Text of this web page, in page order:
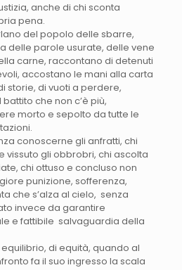
anche di chi sconta
pena.
del popolo delle sbarre,
delle parole usurate, delle vene
carne, raccontano di detenuti
accostano le mani alla carta
storie, di vuoti a perdere,
che non c’è più,
morto e sepolto da tutte le
conoscerne gli anfratti, chi
vissuto gli obbrobri, chi ascolta
chi ottuso e concluso non
punizione, sofferenza,
che s’alza al cielo, senza
invece da garantire
e fattibile salvaguardia della
di equità, quando al
fa il suo ingresso la scala